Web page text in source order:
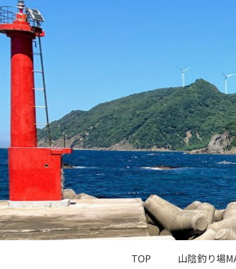
TOP 山陰釣り場